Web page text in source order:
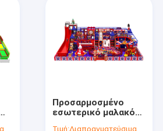
Προσαρμοσμένο
εσωτερικό μαλακό
Τιμή:Διαπραγματεύσιμα